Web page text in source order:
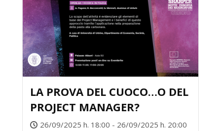
LA PROVA DEL CUOCO…O DEL
PROJECT MANAGER?
26/09/2025 h. 18:00 - 26/09/2025 h. 20:00